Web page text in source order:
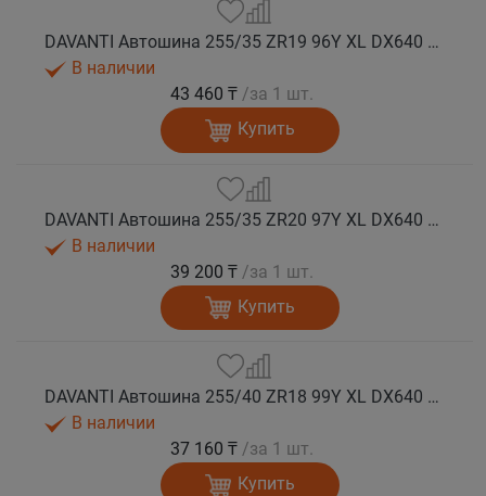
DAVANTI Автошина 255/35 ZR19 96Y XL DX640 RPR лето (Таиланд)
В наличии
43 460 ₸ /за 1 шт.
Купить
DAVANTI Автошина 255/35 ZR20 97Y XL DX640 RPR лето
В наличии
39 200 ₸ /за 1 шт.
Купить
DAVANTI Автошина 255/40 ZR18 99Y XL DX640 RPR лето (Таиланд)
В наличии
37 160 ₸ /за 1 шт.
Купить